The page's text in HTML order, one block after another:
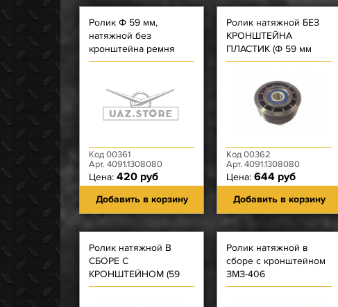
Ролик Ф 59 мм,
натяжной без
кронштейна ремня
привода вентилятора
Код 00361
Арт. 4091.1308080
Цена: 420 руб
Добавить в корзину
Ролик натяжной БЕЗ
КРОНШТЕЙНА
ПЛАСТИК (Ф 59 мм
ребристый), ДОРОГ
(1054) ЗМЗ-4091
Код 00362
Арт. 4091.1308080
Цена: 644 руб
Добавить в корзину
Ролик натяжной В
СБОРЕ С
КРОНШТЕЙНОМ (59
мм Ребристый), РЕМНЯ
Ролик натяжной в
сборе с кронштейном
ЗМЗ-406